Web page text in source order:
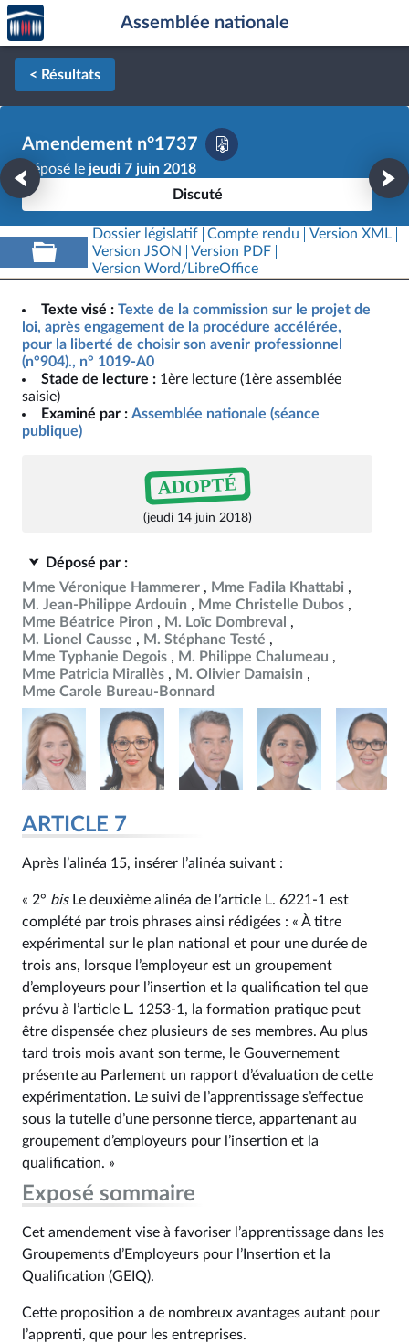
Aller au contenu
Aller en bas de la page
Accèder
à la
page
d'accueil
Assemblée nationale
< Résultats
Amendement n°1737
Déposé le jeudi 7 juin 2018
Discuté
Dossier législatif Compte rendu
Version XML
Version JSON
Version PDF
Version Word/LibreOffice
Texte visé : Texte de la commission sur le projet de
loi, après engagement de la procédure accélérée,
pour la liberté de choisir son avenir professionnel
(n°904)., n° 1019-A0
Stade de lecture : 1ère lecture (1ère assemblée
saisie)
Examiné par : Assemblée nationale (séance
publique)
ADOPTÉ
(jeudi 14 juin 2018)
Déposé par :
Mme Véronique Hammerer
Mme Fadila Khattabi
M. Jean-Philippe Ardouin
Mme Christelle Dubos
Mme Béatrice Piron
M. Loïc Dombreval
M. Lionel Causse
M. Stéphane Testé
Mme Typhanie Degois
M. Philippe Chalumeau
Mme Patricia Mirallès
M. Olivier Damaisin
Mme Carole Bureau-Bonnard
ARTICLE 7
Après l’alinéa 15, insérer l’alinéa suivant :
« 2° bisLe deuxième alinéa de l’article L. 6221‑1 est
complété par trois phrases ainsi rédigées : « À titre
expérimental sur le plan national et pour une durée de
trois ans, lorsque l’employeur est un groupement
d’employeurs pour l’insertion et la qualification tel que
prévu à l’article L. 1253‑1, la formation pratique peut
être dispensée chez plusieurs de ses membres. Au plus
tard trois mois avant son terme, le Gouvernement
présente au Parlement un rapport d’évaluation de cette
expérimentation. Le suivi de l’apprentissage s’effectue
sous la tutelle d’une personne tierce, appartenant au
groupement d’employeurs pour l’insertion et la
qualification. »
Exposé sommaire
Cet amendement vise à favoriser l’apprentissage dans les
Groupements d’Employeurs pour l’Insertion et la
Qualification (GEIQ).
Cette proposition a de nombreux avantages autant pour
l’apprenti, que pour les entreprises.